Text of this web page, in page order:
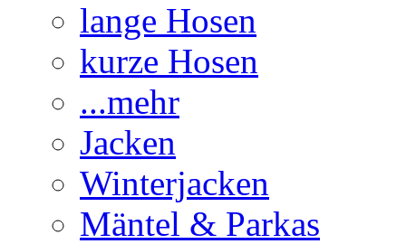
lange Hosen
kurze Hosen
...mehr
Jacken
Winterjacken
Mäntel & Parkas